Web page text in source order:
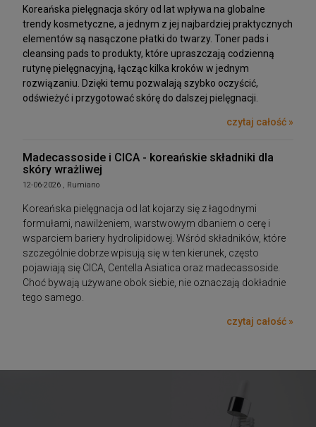
Koreańska pielęgnacja skóry od lat wpływa na globalne
trendy kosmetyczne, a jednym z jej najbardziej praktycznych
elementów są nasączone płatki do twarzy. Toner pads i
cleansing pads to produkty, które upraszczają codzienną
rutynę pielęgnacyjną, łącząc kilka kroków w jednym
rozwiązaniu. Dzięki temu pozwalają szybko oczyścić,
odświeżyć i przygotować skórę do dalszej pielęgnacji.
czytaj całość »
Madecassoside i CICA - koreańskie składniki dla
skóry wrażliwej
12-06-2026 , Rumiano
Koreańska pielęgnacja od lat kojarzy się z łagodnymi
formułami, nawilżeniem, warstwowym dbaniem o cerę i
wsparciem bariery hydrolipidowej. Wśród składników, które
szczególnie dobrze wpisują się w ten kierunek, często
pojawiają się CICA, Centella Asiatica oraz madecassoside.
Choć bywają używane obok siebie, nie oznaczają dokładnie
tego samego.
czytaj całość »